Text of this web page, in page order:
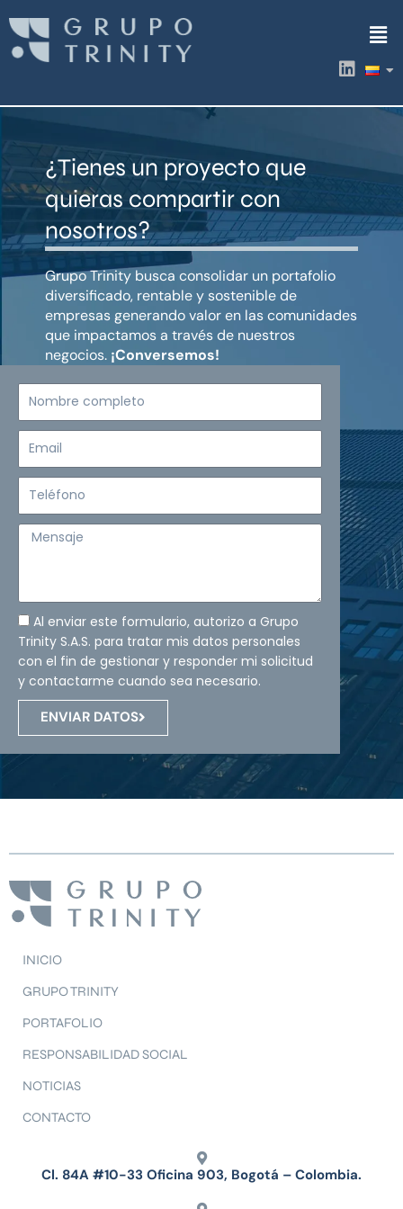
contenido
L
i
k
i
¿Tienes un proyecto que
quieras compartir con
nosotros?
Grupo Trinity busca consolidar un portafolio
diversificado, rentable y sostenible de
empresas generando valor en las comunidades
que impactamos a través de nuestros
negocios. ¡Conversemos!
Mensaje
Al enviar este formulario, autorizo a Grupo
Trinity S.A.S. para tratar mis datos personales
con el fin de gestionar y responder mi solicitud
y contactarme cuando sea necesario.
ENVIAR DATOS
INICIO
GRUPO TRINITY
PORTAFOLIO
RESPONSABILIDAD SOCIAL
NOTICIAS
CONTACTO
Cl. 84A #10-33 Oficina 903, Bogotá – Colombia.